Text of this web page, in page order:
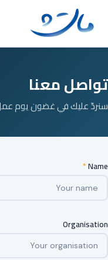
content
تواصل معنا
سنردّ عليك في غضون يوم
Name
*
Organisation